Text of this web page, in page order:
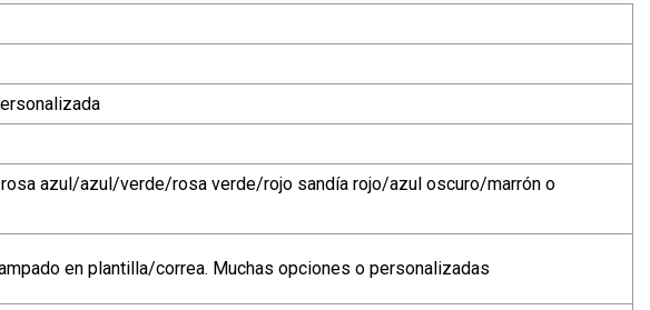
azul/azul/verde/rosa verde/rojo sandía rojo/azul oscuro/marrón o
en plantilla/correa. Muchas opciones o personalizadas